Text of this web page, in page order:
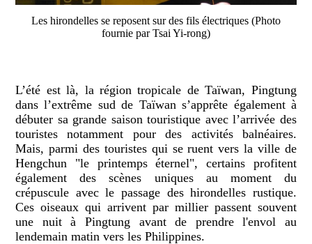
Les hirondelles se reposent sur des fils électriques (Photo
fournie par Tsai Yi-rong)
L’été est là, la région tropicale de Taïwan, Pingtung
dans l’extrême sud de Taïwan s’apprête également à
débuter sa grande saison touristique avec l’arrivée des
touristes notamment pour des activités balnéaires.
Mais, parmi des touristes qui se ruent vers la ville de
Hengchun "le printemps éternel", certains profitent
également des scènes uniques au moment du
crépuscule avec le passage des hirondelles rustique.
Ces oiseaux qui arrivent par millier passent souvent
une nuit à Pingtung avant de prendre l'envol au
lendemain matin vers les Philippines.